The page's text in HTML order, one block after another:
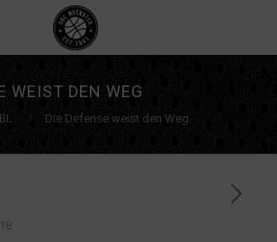
WEIST DEN WEG
Die Defense weist den Weg